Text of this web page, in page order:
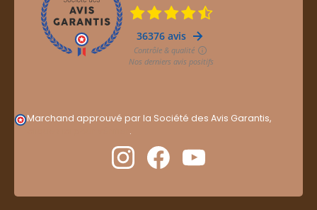
Marchand approuvé par la Société des Avis Garantis,
.